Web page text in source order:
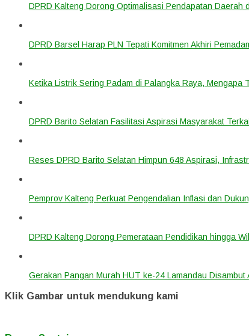
DPRD Kalteng Dorong Optimalisasi Pendapatan Daerah
DPRD Barsel Harap PLN Tepati Komitmen Akhiri
Ketika Listrik Sering Padam di Palangka Raya, Mengapa
DPRD Barito Selatan Fasilitasi Aspirasi Masyarakat
Reses DPRD Barito Selatan Himpun 648 Aspirasi,
Pemprov Kalteng Perkuat Pengendalian Inflasi dan
DPRD Kalteng Dorong Pemerataan Pendidikan hingga
Gerakan Pangan Murah HUT ke-24 Lamandau
Klik Gambar untuk mendukung kami